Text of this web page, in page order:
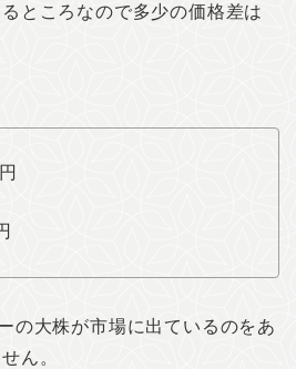
ところなので多少の価格差は
の大株が市場に出ているのをあ
ん。